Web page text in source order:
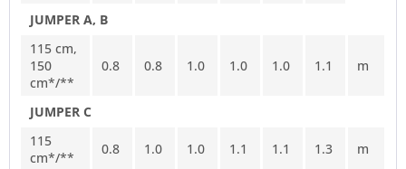
JUMPER A, B
115 cm,
150
cm*/**
0.8 0.8 1.0 1.0 1.0 1.1 m
JUMPER C
115
cm*/**
0.8 1.0 1.0 1.1 1.1 1.3 m